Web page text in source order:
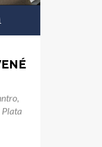
Plata